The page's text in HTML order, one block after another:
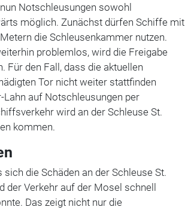
Notschleusungen sowohl
möglich. Zunächst dürfen Schiffe mit
die Schleusenkammer nutzen.
problemlos, wird die Freigabe
Für den Fall, dass die aktuellen
Tor nicht weiter stattfinden
Lahn auf Notschleusungen per
wird an der Schleuse St.
kommen.
die Schäden an der Schleuse St.
der Verkehr auf der Mosel schnell
Das zeigt nicht nur die